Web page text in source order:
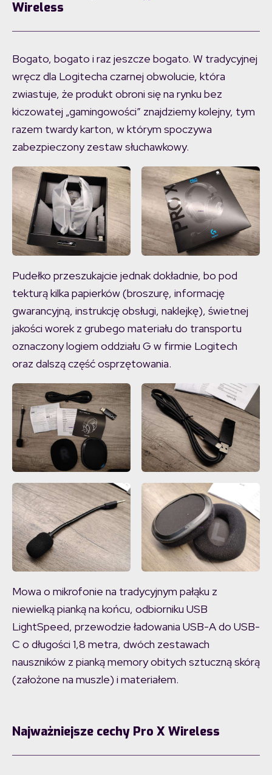
Wireless
Bogato, bogato i raz jeszcze bogato. W tradycyjnej
wręcz dla Logitecha czarnej obwolucie, która
zwiastuje, że produkt obroni się na rynku bez
kiczowatej „gamingowości” znajdziemy kolejny, tym
razem twardy karton, w którym spoczywa
zabezpieczony zestaw słuchawkowy.
Pudełko przeszukajcie jednak dokładnie, bo pod
tekturą kilka papierków (broszurę, informację
gwarancyjną, instrukcję obsługi, naklejkę), świetnej
jakości worek z grubego materiału do transportu
oznaczony logiem oddziału G w firmie Logitech
oraz dalszą część osprzętowania.
Mowa o mikrofonie na tradycyjnym pałąku z
niewielką pianką na końcu, odbiorniku USB
LightSpeed, przewodzie ładowania USB-A do USB-
C o długości 1,8 metra, dwóch zestawach
nauszników z pianką memory obitych sztuczną skórą
(założone na muszle) i materiałem.
Najważniejsze cechy Pro X Wireless